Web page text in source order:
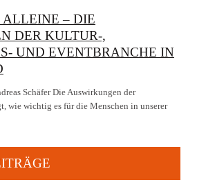
– DIE
DER KULTUR-,
UND EVENTBRANCHE IN
Schäfer Die Auswirkungen der
wie wichtig es für die Menschen in unserer